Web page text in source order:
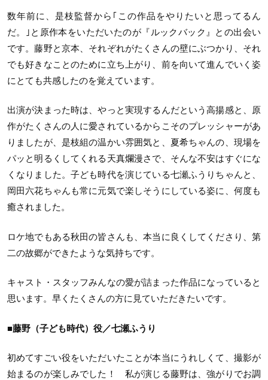
数年前に、是枝監督から｢この作品をやりたいと思ってるん
だ。｣と原作本をいただいたのが『ルックバック』との出会い
です。藤野と京本、それぞれがたくさんの壁にぶつかり、それ
でも好きなことのために立ち上がり、前を向いて進んでいく姿
にとても共感したのを覚えています。
出演が決まった時は、やっと実現するんだという高揚感と、原
作がたくさんの人に愛されているからこそのプレッシャーがあ
りましたが、是枝組の温かい雰囲気と、夏希ちゃんの、現場を
パッと明るくしてくれる天真爛漫さで、そんな不安はすぐにな
くなりました。子ども時代を演じている七瀬ふうりちゃんと、
岡田六花ちゃんも常に元気で楽しそうにしている姿に、何度も
癒されました。
ロケ地でもある秋田の皆さんも、本当に良くしてくださり、第
二の故郷ができたような気持ちです。
キャスト・スタッフみんなの愛が詰まった作品になっていると
思います。早くたくさんの方に見ていただきたいです。
■藤野（子ども時代）役／七瀬ふうり
初めてすごい役をいただいたことが本当にうれしくて、撮影が
始まるのが楽しみでした！ 私が演じる藤野は、強がりでお調